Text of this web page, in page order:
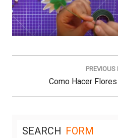
Navegación
PREVIOUS
Previous
Post:
Como Hacer Flores
SEARCH FORM